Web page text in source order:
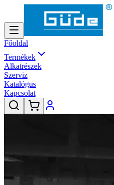
Főoldal
Termékek
Alkatrészek
Szerviz
Katalógus
Kapcsolat